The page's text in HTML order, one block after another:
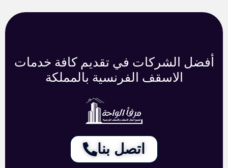
أفضل الشركات في تقديم كافة خدمات
الاسقف الفرنسية بالمملكة
اتصل بنا